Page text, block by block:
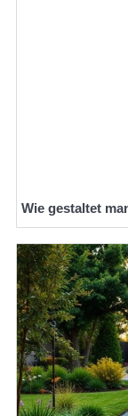
Wie gestaltet